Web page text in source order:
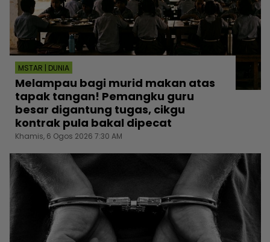
MSTAR | DUNIA
Melampau bagi murid makan atas
tapak tangan! Pemangku guru
besar digantung tugas, cikgu
kontrak pula bakal dipecat
Khamis, 6 Ogos 2026 7:30 AM